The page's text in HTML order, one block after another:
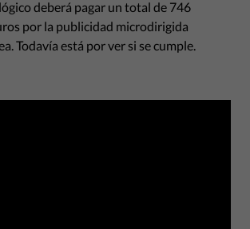
deberá pagar un total de 746
por la publicidad microdirigida
Todavía está por ver si se cumple.